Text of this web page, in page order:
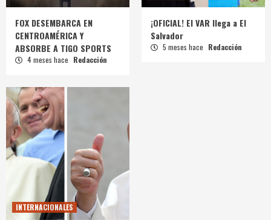
FOX DESEMBARCA EN
CENTROAMÉRICA Y
ABSORBE A TIGO SPORTS
4 meses hace Redacción
¡OFICIAL! El VAR llega a El
Salvador
5 meses hace Redacción
INTERNACIONALES